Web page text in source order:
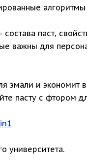
алгоритмы
паст,
важны для
эмали и
пасту с фтором
университета.